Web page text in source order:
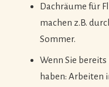
Dachräume für
machen z.B.
Sommer.
Wenn Sie
haben: Arbeiten